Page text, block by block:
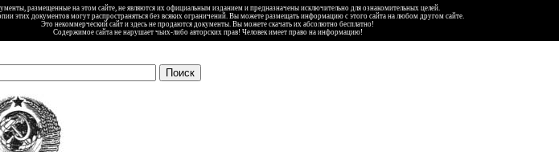
размещенные на этом сайте, не являются их официальным изданием и предназначены исключительно для ознакомительных целей.
этих документов могут распространяться без всяких ограничений. Вы можете размещать информацию с этого сайта на любом другом сайте.
Это некоммерческий сайт и здесь не продаются документы. Вы можете скачать их абсолютно бесплатно!
Содержимое сайта не нарушает чьих-либо авторских прав! Человек имеет право на информацию!